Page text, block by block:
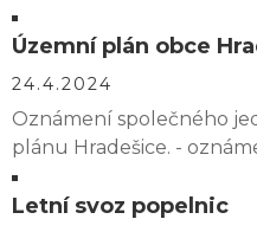
Územní plán obce
24.4.2024
Oznámení společného
plánu Hradešice. -
Letní svoz popelnic